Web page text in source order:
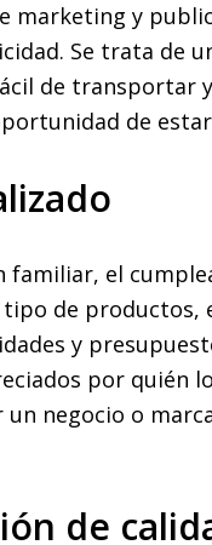
marketing y
Se trata de
de transportar
de
familiar, el
de productos,
y
por quién
negocio o
de